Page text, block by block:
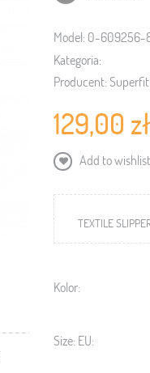
Model: 0-609256-
Kategoria:
Producent:Superfit
129,00 zł
Add to wishlist
TEXTILE
Kolor:
Size: EU: